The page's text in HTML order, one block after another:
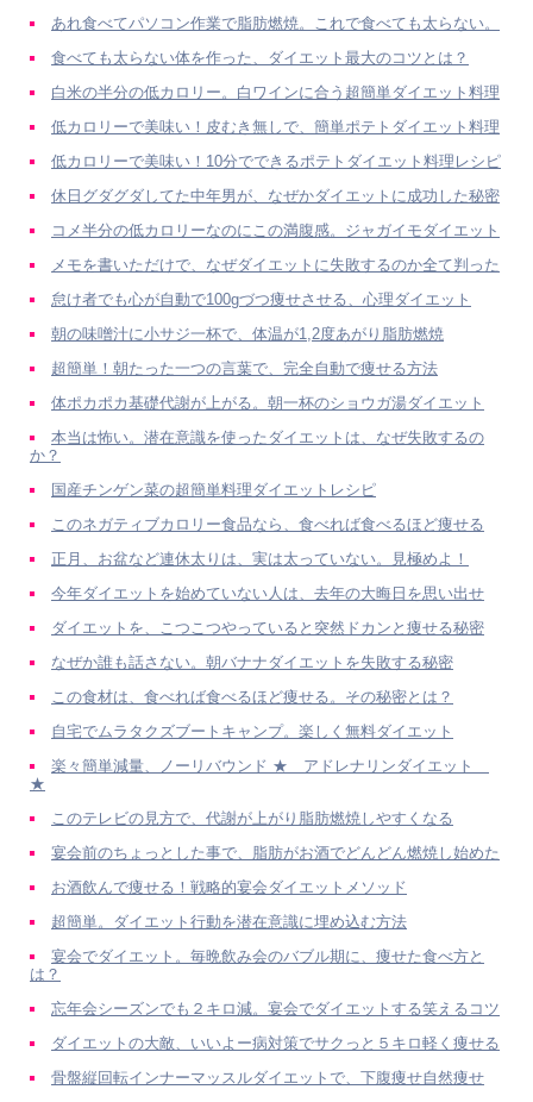
あれ食べてパソコン作業で脂肪燃焼。これで食べても太らない。
食べても太らない体を作った、ダイエット最大のコツとは？
白米の半分の低カロリー。白ワインに合う超簡単ダイエット料理
低カロリーで美味い！皮むき無しで、簡単ポテトダイエット料理
低カロリーで美味い！10分でできるポテトダイエット料理レシピ
休日グダグダしてた中年男が、なぜかダイエットに成功した秘密
コメ半分の低カロリーなのにこの満腹感。ジャガイモダイエット
メモを書いただけで、なぜダイエットに失敗するのか全て判った
怠け者でも心が自動で100gづつ痩せさせる、心理ダイエット
朝の味噌汁に小サジ一杯で、体温が1,2度あがり脂肪燃焼
超簡単！朝たった一つの言葉で、完全自動で痩せる方法
体ポカポカ基礎代謝が上がる。朝一杯のショウガ湯ダイエット
本当は怖い。潜在意識を使ったダイエットは、なぜ失敗するの
か？
国産チンゲン菜の超簡単料理ダイエットレシピ
このネガティブカロリー食品なら、食べれば食べるほど痩せる
正月、お盆など連休太りは、実は太っていない。見極めよ！
今年ダイエットを始めていない人は、去年の大晦日を思い出せ
ダイエットを、こつこつやっていると突然ドカンと痩せる秘密
なぜか誰も話さない。朝バナナダイエットを失敗する秘密
この食材は、食べれば食べるほど痩せる。その秘密とは？
自宅でムラタクズブートキャンプ。楽しく無料ダイエット
楽々簡単減量、ノーリバウンド ★ アドレナリンダイエット
★
このテレビの見方で、代謝が上がり脂肪燃焼しやすくなる
宴会前のちょっとした事で、脂肪がお酒でどんどん燃焼し始めた
お酒飲んで痩せる！戦略的宴会ダイエットメソッド
超簡単。ダイエット行動を潜在意識に埋め込む方法
宴会でダイエット。毎晩飲み会のバブル期に、痩せた食べ方と
は？
忘年会シーズンでも２キロ減。宴会でダイエットする笑えるコツ
ダイエットの大敵、いいよー病対策でサクっと５キロ軽く痩せる
骨盤縦回転インナーマッスルダイエットで、下腹痩せ自然痩せ